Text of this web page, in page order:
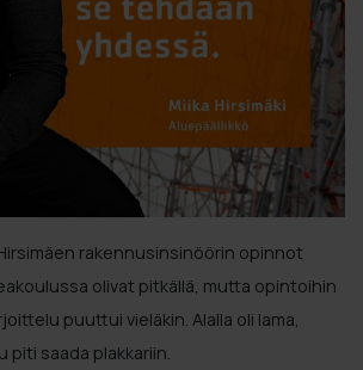
rakennusinsinöörin opinnot
olivat pitkällä, mutta opintoihin
puuttui vieläkin. Alalla oli lama,
saada plakkariin.